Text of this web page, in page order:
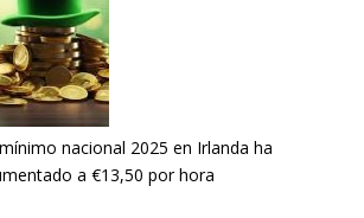
nacional 2025 en Irlanda ha
a €13,50 por hora